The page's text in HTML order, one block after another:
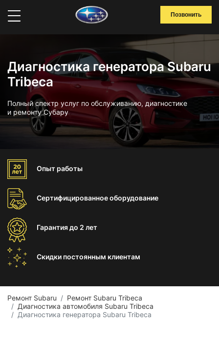
Позвонить
Диагностика генератора Subaru
Tribeca
Полный спектр услуг по обслуживанию, диагностике
и ремонту Субару
Опыт работы
Сертифицированноеоборудование
Гарантиядо 2 лет
Скидки постоянным клиентам
Ремонт Subaru
Ремонт Subaru Tribeca
Диагностика автомобиля Subaru Tribeca
Диагностика генератора Subaru Tribeca